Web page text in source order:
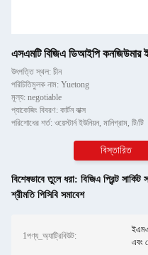
এসএমটি বিজিএ ডিআইপি কনজিউমার
উৎপত্তি স্থল: চীন
পরিচিতিমুলক নাম: Yuetong
মূল্য: negotiable
প্যাকেজিং বিবরণ: কার্টন বাক্স
পরিশোধের শর্ত: ওয়েস্টার্ন ইউনিয়ন, মানিগ্রাম, টি/টি
বিস্তারিত
বিশেষভাবে তুলে ধরা: বিজিএ প্রিন্ট সার্কিট
শ্রীমতি পিসিবি সমাবেশ
1পণ্য_অ্যাট্রিবিউট:
এবং